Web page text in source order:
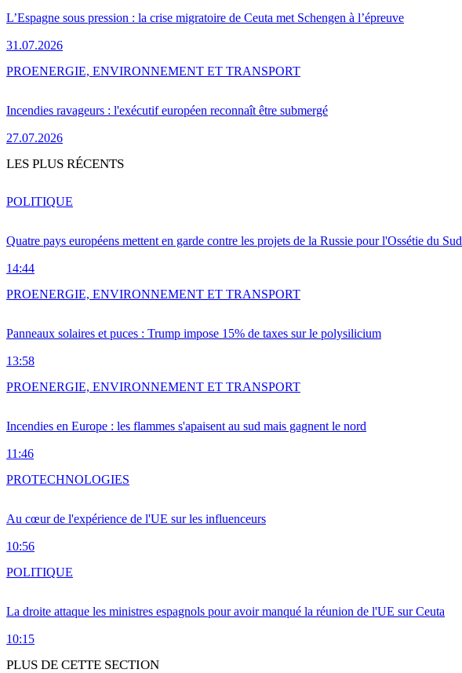
L’Espagne sous pression : la crise migratoire de Ceuta met Schengen à l’épreuve
31.07.2026
Incendies ravageurs : l'exécutif européen reconnaît être submergé
27.07.2026
PROENERGIE, ENVIRONNEMENT ET TRANSPORT
LES PLUS RÉCENTS
Quatre pays européens mettent en garde contre les projets de la Russie pour l'Ossétie du Sud
14:44
POLITIQUE
Panneaux solaires et puces : Trump impose 15% de taxes sur le polysilicium
13:58
PROENERGIE, ENVIRONNEMENT ET TRANSPORT
Incendies en Europe : les flammes s'apaisent au sud mais gagnent le nord
11:46
PROENERGIE, ENVIRONNEMENT ET TRANSPORT
Au cœur de l'expérience de l'UE sur les influenceurs
10:56
PROTECHNOLOGIES
La droite attaque les ministres espagnols pour avoir manqué la réunion de l'UE sur Ceuta
10:15
POLITIQUE
PLUS DE CETTE SECTION